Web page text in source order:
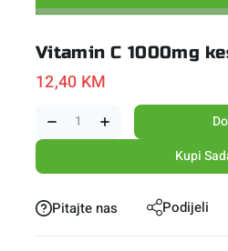
Vitamin C 1000mg
12,40 KM
Kupi
Pitajte nas Podijeli